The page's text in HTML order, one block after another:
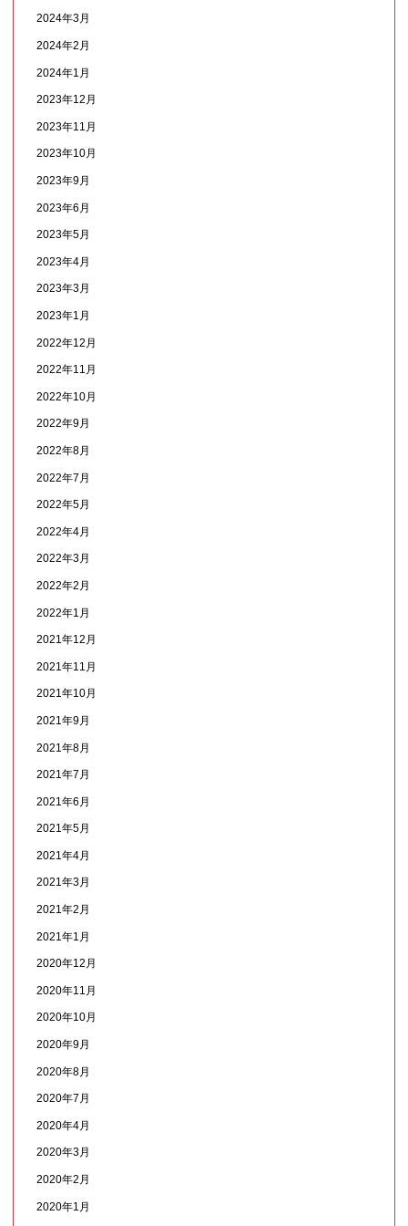
2024年3月
2024年2月
2024年1月
2023年12月
2023年11月
2023年10月
2023年9月
2023年6月
2023年5月
2023年4月
2023年3月
2023年1月
2022年12月
2022年11月
2022年10月
2022年9月
2022年8月
2022年7月
2022年5月
2022年4月
2022年3月
2022年2月
2022年1月
2021年12月
2021年11月
2021年10月
2021年9月
2021年8月
2021年7月
2021年6月
2021年5月
2021年4月
2021年3月
2021年2月
2021年1月
2020年12月
2020年11月
2020年10月
2020年9月
2020年8月
2020年7月
2020年4月
2020年3月
2020年2月
2020年1月